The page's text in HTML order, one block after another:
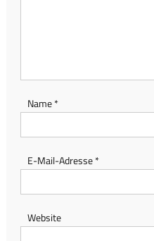
Name*
E-Mail-Adresse*
Website